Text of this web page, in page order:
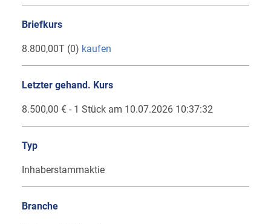
Briefkurs
8.800,00T (0) kaufen
Letzter gehand. Kurs
8.500,00 € - 1 Stück am 10.07.2026 10:37:32
Typ
Inhaberstammaktie
Branche